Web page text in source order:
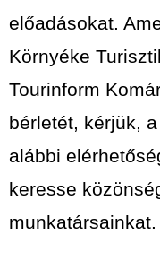
előadásokat.
Környéke
Tourinform
bérletét, kérjük,
alábbi
keresse
munkatársainkat.